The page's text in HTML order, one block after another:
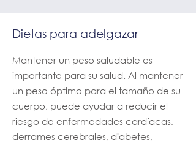
Dietas para adelgazar
Mantener un peso saludable es
importante para su salud. Al mantener
un peso óptimo para el tamaño de su
cuerpo, puede ayudar a reducir el
riesgo de enfermedades cardíacas,
derrames cerebrales, diabetes,